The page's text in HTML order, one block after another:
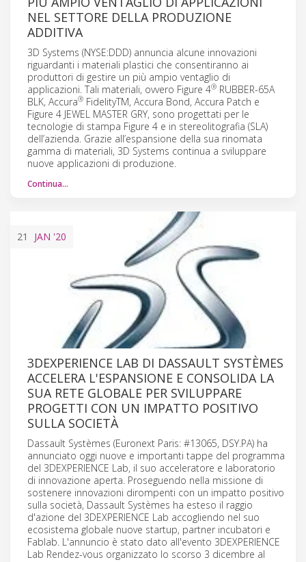
NEL SETTORE DELLA PRODUZIONE
ADDITIVA
3D Systems (NYSE:DDD) annuncia alcune innovazioni
riguardanti i materiali plastici che consentiranno ai
produttori di gestire un più ampio ventaglio di
applicazioni. Tali materiali, ovvero Figure 4® RUBBER-65A
BLK, Accura® FidelityTM, Accura Bond, Accura Patch e
Figure 4 JEWEL MASTER GRY, sono progettati per le
tecnologie di stampa Figure 4 e in stereolitografia (SLA)
dell’azienda. Grazie all’espansione della sua rinomata
gamma di materiali, 3D Systems continua a sviluppare
nuove applicazioni di produzione.
Continua…
21 JAN '20
3DEXPERIENCE LAB DI DASSAULT SYSTÈMES
ACCELERA L'ESPANSIONE E CONSOLIDA LA
SUA RETE GLOBALE PER SVILUPPARE
PROGETTI CON UN IMPATTO POSITIVO
SULLA SOCIETÀ
Dassault Systèmes (Euronext Paris: #13065, DSY.PA) ha
annunciato oggi nuove e importanti tappe del programma
del 3DEXPERIENCE Lab, il suo acceleratore e laboratorio
di innovazione aperta. Proseguendo nella missione di
sostenere innovazioni dirompenti con un impatto positivo
sulla società, Dassault Systèmes ha esteso il raggio
d'azione del 3DEXPERIENCE Lab accogliendo nel suo
ecosistema globale nuove startup, partner incubatori e
Fablab. L'annuncio è stato dato all'evento 3DEXPERIENCE
Lab Rendez-vous organizzato lo scorso 3 dicembre al